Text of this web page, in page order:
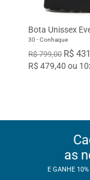
Bota Unissex
30 - Conhaque
R$ 799,00 R$
R$ 479,40 ou
as
E GANHE